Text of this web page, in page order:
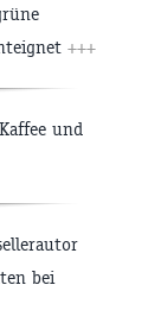
+++
und
bei